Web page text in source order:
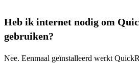
Heb ik internet nodig om
gebruiken?
Nee. Eenmaal geïnstalleerd werkt